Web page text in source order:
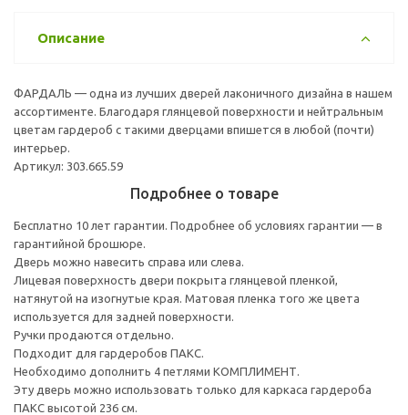
Описание
ФАРДАЛЬ — одна из лучших дверей лаконичного дизайна в нашем
ассортименте. Благодаря глянцевой поверхности и нейтральным
цветам гардероб с такими дверцами впишется в любой (почти)
интерьер.
Артикул: 303.665.59
Подробнее о товаре
Бесплатно 10 лет гарантии. Подробнее об условиях гарантии — в
гарантийной брошюре.
Дверь можно навесить справа или слева.
Лицевая поверхность двери покрыта глянцевой пленкой,
натянутой на изогнутые края. Матовая пленка того же цвета
используется для задней поверхности.
Ручки продаются отдельно.
Подходит для гардеробов ПАКС.
Необходимо дополнить 4 петлями КОМПЛИМЕНТ.
Эту дверь можно использовать только для каркаса гардероба
ПАКС высотой 236 см.